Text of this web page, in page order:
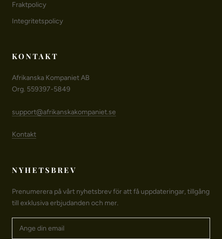
Fraktpolicy
Integritetspolicy
KONTAKT
Afrikanska Kompaniet AB
Org. 559397-5849
support@afrikanskakompaniet.se
Kontakt
NYHETSBREV
Prenumerera på vårt nyhetsbrev för att få uppdateringar, tillgång
till exklusiva erbjudanden och mer.